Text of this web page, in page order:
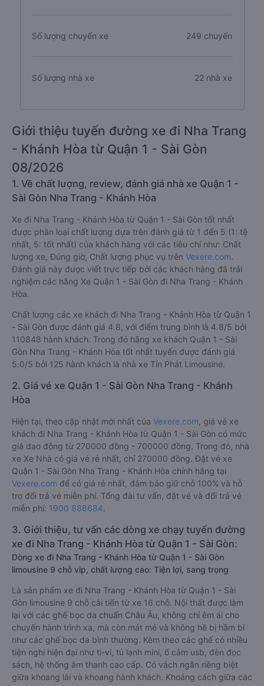
Số lượng chuyến xe 249 chuyến
Số lượng nhà xe 22 nhà xe
Giới thiệu tuyến đường xe đi Nha Trang
- Khánh Hòa từ Quận 1 - Sài Gòn
08/2026
1. Về chất lượng, review, đánh giá nhà xe Quận 1 -
Sài Gòn Nha Trang - Khánh Hòa
Xe đi Nha Trang - Khánh Hòa từ Quận 1 - Sài Gòn tốt nhất
được phân loại chất lượng dựa trên đánh giá từ 1 đến 5 (1: tệ
nhất, 5: tốt nhất) của khách hàng với các tiêu chí như: Chất
lượng xe, Đúng giờ, Chất lượng phục vụ trên Vexere.com.
Đánh giá này được viết trực tiếp bởi các khách hàng đã trải
nghiệm các hãng Xe Quận 1 - Sài Gòn đi Nha Trang - Khánh
Hòa.
Chất lượng các xe khách đi Nha Trang - Khánh Hòa từ Quận 1
- Sài Gòn được đánh giá 4.8, với điểm trung bình là 4.8/5 bởi
110848 hành khách. Trong đó hãng xe khách Quận 1 - Sài
Gòn Nha Trang - Khánh Hòa tốt nhất tuyến được đánh giá
5.0/5 bởi 125 hành khách là nhà xe Tín Phát Limousine.
2. Giá vé xe Quận 1 - Sài Gòn Nha Trang - Khánh
Hòa
Hiện tại, theo cập nhật mới nhất của Vexere.com , giá vé xe
khách đi Nha Trang - Khánh Hòa từ Quận 1 - Sài Gòn có mức
giá dao động từ 270000 đồng - 700000 đồng. Trong đó, nhà
xe Xe Nhà có giá vé rẻ nhất, chỉ 270000 đồng. Đặt vé xe
Quận 1 - Sài Gòn Nha Trang - Khánh Hòa chính hãng tại
Vexere.com để có giá rẻ nhất, đảm bảo giữ chỗ 100% và hỗ
trợ đổi trả vé miễn phí. Tổng đài tư vấn, đặt vé và đổi trả vé
miễn phí: 1900 888684.
3. Giới thiệu, tư vấn các dòng xe chạy tuyến đường
xe đi Nha Trang - Khánh Hòa từ Quận 1 - Sài Gòn:
Dòng xe đi Nha Trang - Khánh Hòa từ Quận 1 - Sài Gòn
limousine 9 chỗ vip, chất lượng cao: Tiện lợi, sang trọng
Là sản phẩm xe đi Nha Trang - Khánh Hòa từ Quận 1 - Sài
Gòn limousine 9 chỗ cải tiến từ xe 16 chỗ. Nội thất được làm
lại với các ghế bọc da chuẩn Châu Âu, không chỉ êm ái cho
chuyến hành trình xa, mà còn mát mẻ và không hề bị hầm bí
như các ghế bọc da bình thường. Kèm theo các ghế có nhiều
tiện nghi hiện đại như ti-vi, tủ lạnh mini, ổ cắm usb, đèn đọc
sách, hệ thống âm thanh cao cấp. Có vách ngăn riêng biệt
giữa khoang lái và khoang hành khách. Khoảng cách giữa các